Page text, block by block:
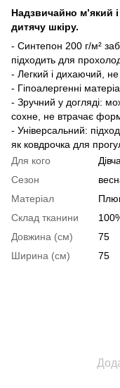
Надзвичайно м’який
дитячу шкіру.
- Синтепон 200 г/м²
підходить для
- Легкий і дихаючий,
- Гіпоалергенні
- Зручний у догляді:
сохне, не втрачає
- Універсальний:
як ковдрочка для
Для кого
Сезон
Матеріал
Склад тканини
Довжина (см)
75
Ширина (см)
75